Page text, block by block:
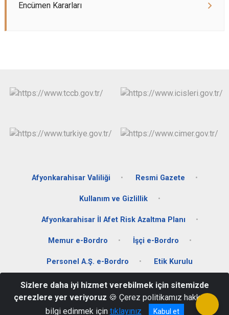
Encümen Kararları
Afyonkarahisar Valiliği Resmi Gazete
Kullanım ve Gizlillik
Afyonkarahisar İl Afet Risk Azaltma Planı
Memur e-Bordro İşçi e-Bordro
Personel A.Ş. e-Bordro Etik Kurulu
Dörtyol Mah. Kudüs Bulvarı No:1 İl Özel İdaresi AFYONKARAHİSAR
0272 213 79 11
Sizlere daha iyi hizmet verebilmek için sitemizde
çerezlere yer veriyoruz 🍪 Çerez politikamız hakkında
bilgi edinmek için tıklayınız Kabul et